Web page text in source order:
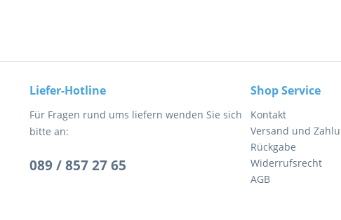
Liefer-Hotline
Für Fragen rund ums liefern wenden Sie sich
bitte an:
089 / 857 27 65
Shop Service
Kontakt
Versand und
Rückgabe
Widerrufsrecht
AGB